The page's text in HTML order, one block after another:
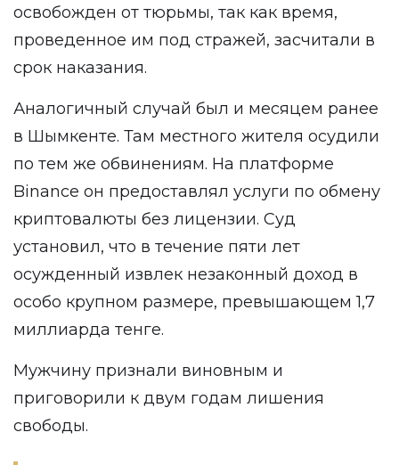
освобожден от тюрьмы, так как время,
проведенное им под стражей, засчитали в
срок наказания.
Аналогичный случай был и месяцем ранее
в Шымкенте. Там местного жителя осудили
по тем же обвинениям. На платформе
Binance он предоставлял услуги по обмену
криптовалюты без лицензии. Суд
установил, что в течение пяти лет
осужденный извлек незаконный доход в
особо крупном размере, превышающем 1,7
миллиарда тенге.
Мужчину признали виновным и
приговорили к двум годам лишения
свободы.